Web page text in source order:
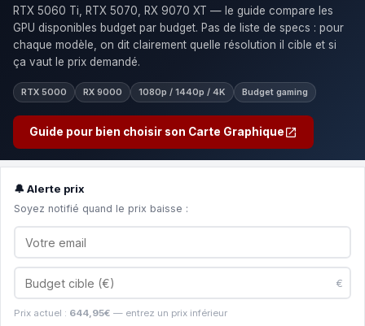
RTX 5060 Ti, RTX 5070, RX 9070 XT — le guide compare les
GPU disponibles budget par budget. Pas de liste de specs : pour
chaque modèle, on dit clairement quelle résolution il cible et si
ça vaut le prix demandé.
RTX 5000 RX 9000 1080p / 1440p / 4K Budget gaming
Guide pour bien choisir son Carte Graphique
🔔 Alerte prix
Soyez notifié quand le prix baisse :
€
Prix actuel : 644,95€ — entrez un prix inférieur